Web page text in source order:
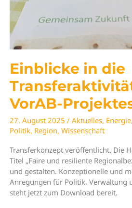
Einblicke in die
VorAB-
27. August 2025 / Aktuelles, Energie,
Politik, Region, Wissenschaft
Transferkonzept veröffentlicht. Die
Titel „Faire und resiliente
und gestalten. Konzeptionelle und
Anregungen für Politik, Verwaltung
steht jetzt zum Download bereit.